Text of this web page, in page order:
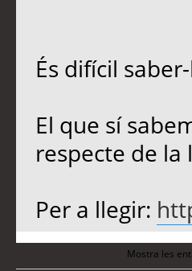
És difícil
El que sí
respecte de
Per a llegir:
Mostra les